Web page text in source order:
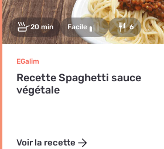
20 min Facile 6
EGalim
Recette Spaghetti sauce
végétale
Voir la recette